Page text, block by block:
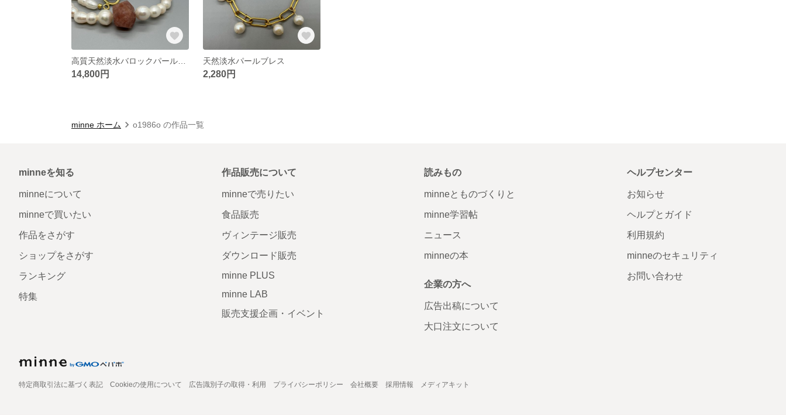
14,800円
天然淡水パールブレス
2,280円
minne ホーム o1986o の作品一覧
minneを知る
minneについて
minneで買いたい
作品をさがす
ショップをさがす
ランキング
特集
作品販売について
minneで売りたい
食品販売
ヴィンテージ販売
ダウンロード販売
minne PLUS
minne LAB
販売支援企画・イベント
読みもの
minneとものづくりと
minne学習帖
ニュース
minneの本
企業の方へ
広告出稿について
大口注文について
ヘルプセンター
お知らせ
ヘルプとガイド
利用規約
minneのセキュリティ
お問い合わせ
特定商取引法に基づく表記 Cookieの使用について 広告識別子の取得・利用 プライバシーポリシー 会社概要 採用情報 メディアキット